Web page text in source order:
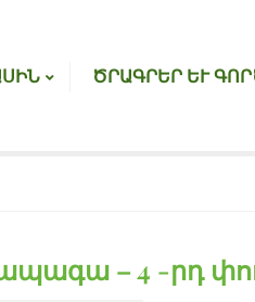
ԾՐԱԳՐԵՐ ԵՒ
– 4 -րդ